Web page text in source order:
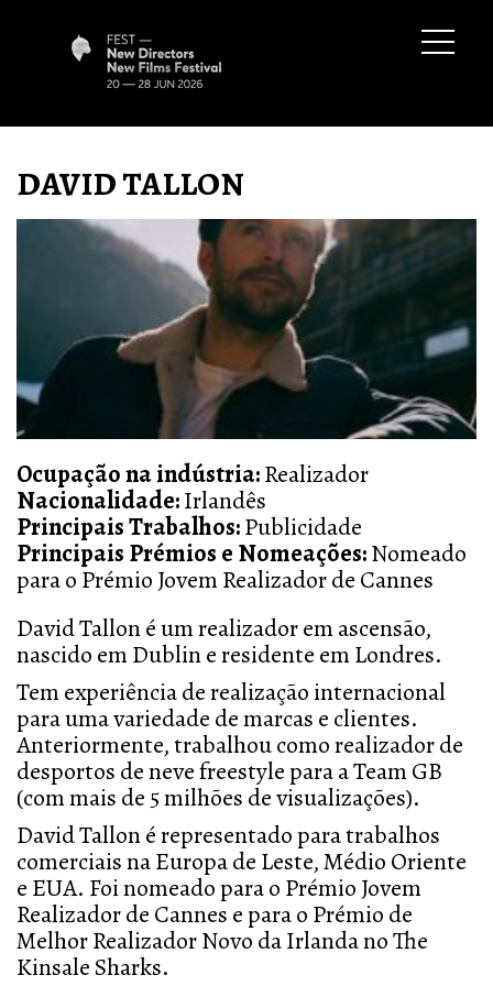
DAVID TALLON
Ocupação na indústria:Realizador
Nacionalidade:Irlandês
Principais Trabalhos:Publicidade
Principais Prémios e Nomeações:Nomeado
para o Prémio Jovem Realizador de Cannes
David Tallon é um realizador em ascensão,
nascido em Dublin e residente em Londres.
Tem experiência de realização internacional
para uma variedade de marcas e clientes.
Anteriormente, trabalhou como realizador de
desportos de neve freestyle para a Team GB
(com mais de 5 milhões de visualizações).
David Tallon é representado para trabalhos
comerciais na Europa de Leste, Médio Oriente
e EUA. Foi nomeado para o Prémio Jovem
Realizador de Cannes e para o Prémio de
Melhor Realizador Novo da Irlanda no The
Kinsale Sharks.